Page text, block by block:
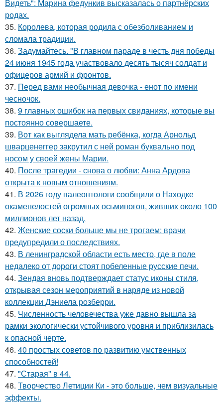
Видеть": Марина федункив высказалась о партнёрских
родах.
35. Королева, которая родила с обезболиванием и
сломала традиции.
36. Задумайтесь. "В главном параде в честь дня победы
24 июня 1945 года участвовало десять тысяч солдат и
офицеров армий и фронтов.
37. Перед вами необычная девочка - енот по имени
чесночок.
38. 9 главных ошибок на первых свиданиях, которые вы
постоянно совершаете.
39. Вот как выглядела мать ребёнка, когда Арнольд
шварценеггер закрутил с ней роман буквально под
носом у своей жены Марии.
40. После трагедии - снова о любви: Анна Ардова
открыта к новым отношениям.
41. В 2026 году палеонтологи сообщили о Находке
окаменелостей огромных осьминогов, живших около 100
миллионов лет назад.
42. Женские соски больше мы не трогаем: врачи
предупредили о последствиях.
43. В ленинградской области есть место, где в поле
недалеко от дороги стоят побеленные русские печи.
44. Зендая вновь подтверждает статус иконы стиля,
открывая сезон мероприятий в наряде из новой
коллекции Дэниела розберри.
45. Численность человечества уже давно вышла за
рамки экологически устойчивого уровня и приблизилась
к опасной черте.
46. 40 простых советов по развитию умственных
способностей!
47. "Старая" в 44.
48. Творчество Летиции Ки - это больше, чем визуальные
эффекты.